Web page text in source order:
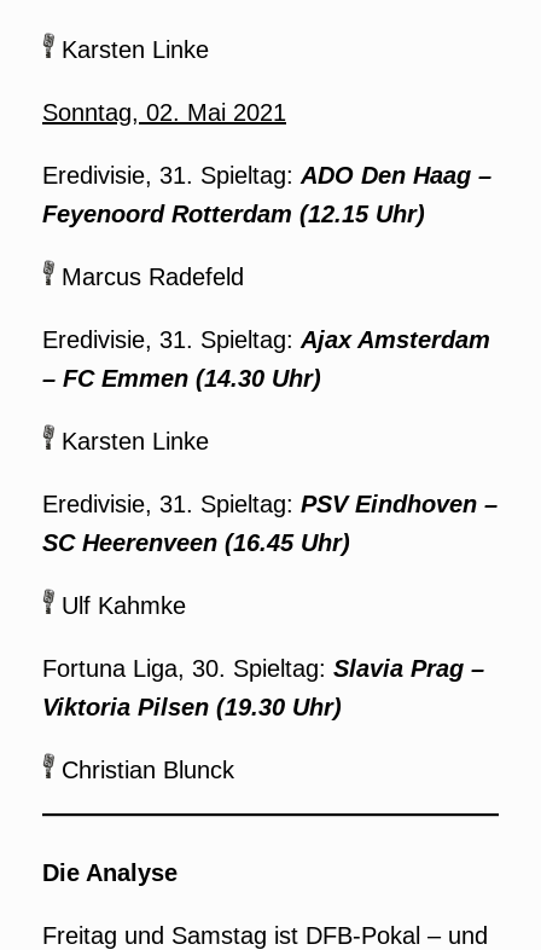
Karsten Linke
Sonntag, 02. Mai 2021
Eredivisie, 31. Spieltag: ADO Den Haag –
Feyenoord Rotterdam (12.15 Uhr)
Marcus Radefeld
Eredivisie, 31. Spieltag: Ajax Amsterdam
– FC Emmen (14.30 Uhr)
Karsten Linke
Eredivisie, 31. Spieltag: PSV Eindhoven –
SC Heerenveen (16.45 Uhr)
Ulf Kahmke
Fortuna Liga, 30. Spieltag: Slavia Prag –
Viktoria Pilsen (19.30 Uhr)
Christian Blunck
Die Analyse
Freitag und Samstag ist DFB-Pokal – und